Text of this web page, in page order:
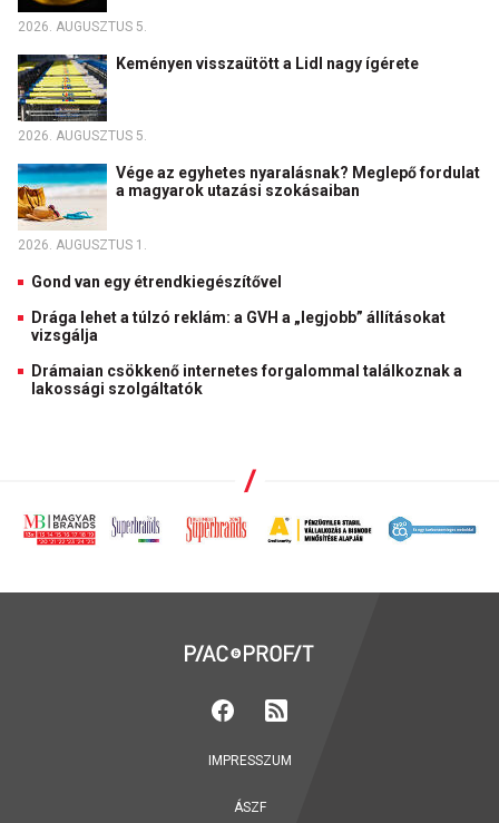
2026. AUGUSZTUS 5.
Keményen visszaütött a Lidl nagy ígérete
2026. AUGUSZTUS 5.
Vége az egyhetes nyaralásnak? Meglepő fordulat
a magyarok utazási szokásaiban
2026. AUGUSZTUS 1.
Gond van egy étrendkiegészítővel
Drága lehet a túlzó reklám: a GVH a „legjobb” állításokat
vizsgálja
Drámaian csökkenő internetes forgalommal találkoznak a
lakossági szolgáltatók
IMPRESSZUM
ÁSZF